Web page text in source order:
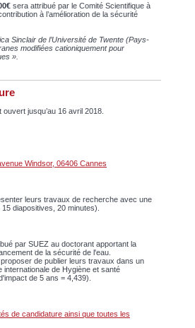
sera attribué par le Comité Scientifique à
à l’amélioration de la sécurité
Sinclair de l’Université de Twente (Pays-
modifiées cationiquement pour
».
jusqu’au 16 avril 2018.
Windsor, 06406 Cannes
leurs travaux de recherche avec une
diapositives, 20 minutes).
par SUEZ au doctorant apportant la
de la sécurité de l'eau.
de publier leurs travaux dans un
internationale de Hygiène et santé
de 5 ans = 4,439).
de candidature ainsi que toutes les